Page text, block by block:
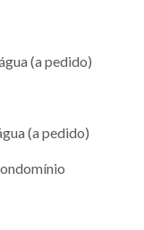
(a pedido)
(a pedido)